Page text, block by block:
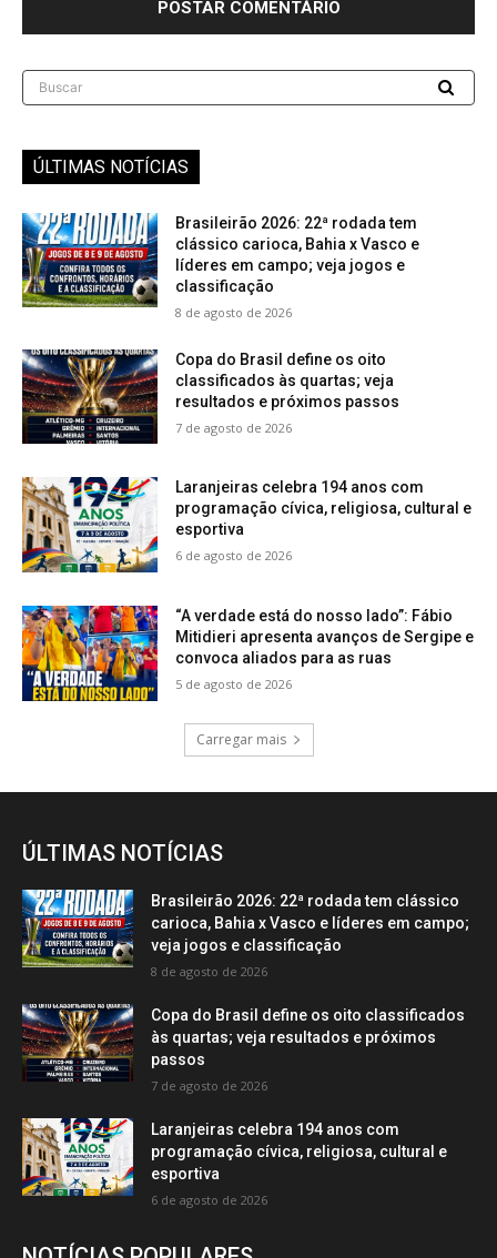
Buscar
ÚLTIMAS NOTÍCIAS
Brasileirão 2026: 22ª rodada tem
clássico carioca, Bahia x Vasco e
líderes em campo; veja jogos e
classificação
8 de agosto de 2026
Copa do Brasil define os oito
classificados às quartas; veja
resultados e próximos passos
7 de agosto de 2026
Laranjeiras celebra 194 anos com
programação cívica, religiosa, cultural e
esportiva
6 de agosto de 2026
“A verdade está do nosso lado”: Fábio
Mitidieri apresenta avanços de Sergipe e
convoca aliados para as ruas
5 de agosto de 2026
Carregar mais
ÚLTIMAS NOTÍCIAS
Brasileirão 2026: 22ª rodada tem clássico
carioca, Bahia x Vasco e líderes em campo;
veja jogos e classificação
8 de agosto de 2026
Copa do Brasil define os oito classificados
às quartas; veja resultados e próximos
passos
7 de agosto de 2026
Laranjeiras celebra 194 anos com
programação cívica, religiosa, cultural e
esportiva
6 de agosto de 2026